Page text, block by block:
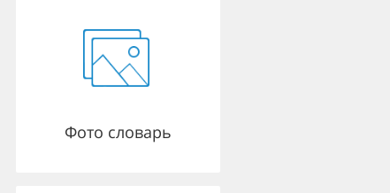
Фото словарь